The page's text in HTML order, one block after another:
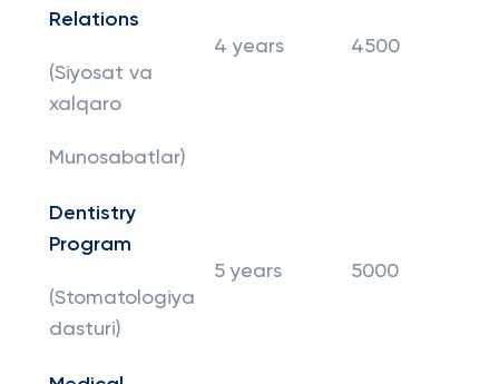
Relations
(Siyosat va
xalqaro
Munosabatlar)
4 years 4500
Dentistry
Program
(Stomatologiya
dasturi)
5 years 5000